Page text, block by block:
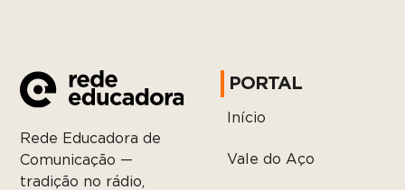
Rede Educadora de
Comunicação —
tradição no rádio,
PORTAL
Início
Vale do Aço